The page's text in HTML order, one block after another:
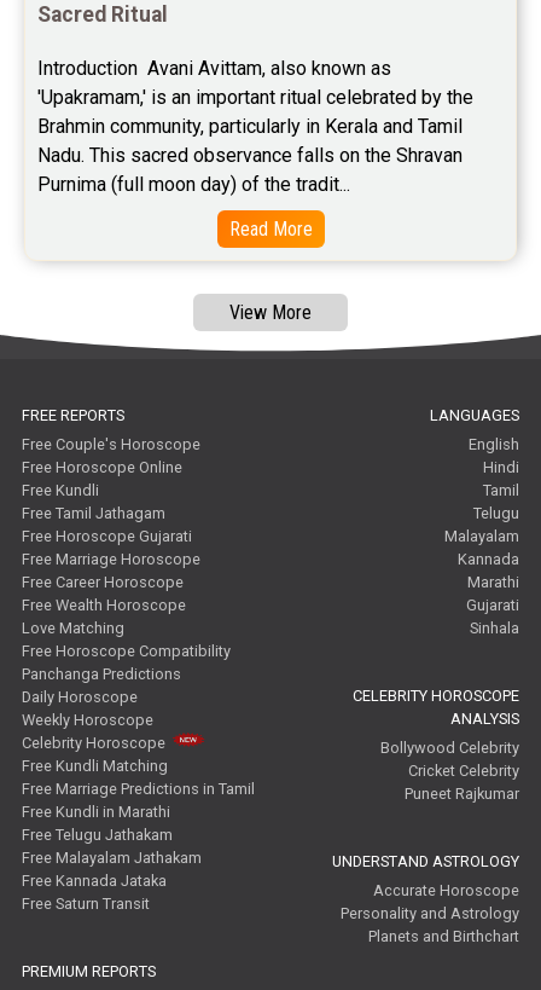
Free Chinese Compatibility Reviews
Free Feng Shui Reviews
Free Panchanga Predictions Reviews
Astrology Consultancy Reviews
Free Janam Kundali Reviews
Free Astrology Reviews
Sacred Ritual
Introduction  Avani Avittam, also known as
'Upakramam,' is an important ritual celebrated by the
Brahmin community, particularly in Kerala and Tamil
Nadu. This sacred observance falls on the Shravan
Purnima (full moon day) of the tradit...
Read More
View More
FREE REPORTS
Free Couple's Horoscope
Free Horoscope Online
Free Kundli
Free Tamil Jathagam
Free Horoscope Gujarati
Free Marriage Horoscope
Free Career Horoscope
Free Wealth Horoscope
Love Matching
Free Horoscope Compatibility
Panchanga Predictions
Daily Horoscope
Weekly Horoscope
Celebrity Horoscope
Free Kundli Matching
Free Marriage Predictions in Tamil
Free Kundli in Marathi
Free Telugu Jathakam
Free Malayalam Jathakam
Free Kannada Jataka
Free Saturn Transit
PREMIUM REPORTS
LANGUAGES
English
Hindi
Tamil
Telugu
Malayalam
Kannada
Marathi
Gujarati
Sinhala
CELEBRITY HOROSCOPE
ANALYSIS
Bollywood Celebrity
Cricket Celebrity
Puneet Rajkumar
UNDERSTAND ASTROLOGY
Accurate Horoscope
Personality and Astrology
Planets and Birthchart